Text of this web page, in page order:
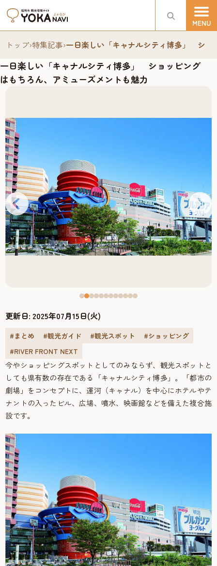
トップ›特集記事›一日楽しい「キャナルシティ博多」 ショ
一日楽しい「キャナルシティ博多」 ショッピング
はもちろん、アミューズメントも魅力
更新日:2025年07月15日(火)
#まとめ #観光ガイド #観光スポット
#ショッピング
#RIVER FRONT NEXT
今やショッピングスポットとしてのみならず、観光スポットと
しても県有数の存在である「キャナルシティ博多」。「都市の
劇場」をコンセプトに、運河（キャナル）を中心にホテルやテ
ナントの入ったビル、広場、噴水、映画館などを備えた複合施
設です。